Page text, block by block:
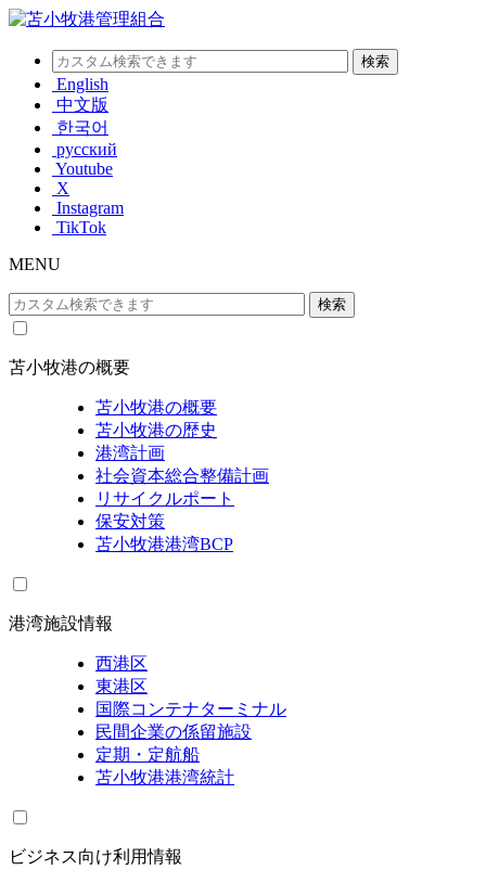
English
中文版
한국어
русский
Youtube
X
Instagram
TikTok
MENU
苫小牧港の概要
苫小牧港の概要
苫小牧港の歴史
港湾計画
社会資本総合整備計画
リサイクルポート
保安対策
苫小牧港港湾BCP
港湾施設情報
西港区
東港区
国際コンテナターミナル
民間企業の係留施設
定期・定航船
苫小牧港港湾統計
ビジネス向け利用情報